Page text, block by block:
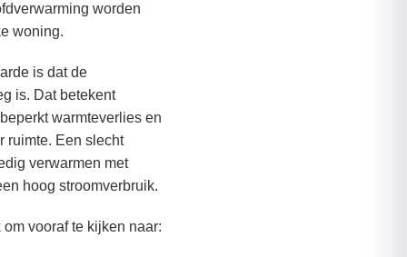
worden
woning.
is dat de
is. Dat betekent
warmteverlies en
ruimte. Een slecht
verwarmen met
hoog stroomverbruik.
vooraf te kijken naar: